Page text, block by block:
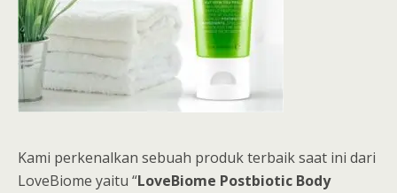
Kami perkenalkan sebuah produk terbaik saat ini dari
LoveBiome yaitu “LoveBiome Postbiotic Body